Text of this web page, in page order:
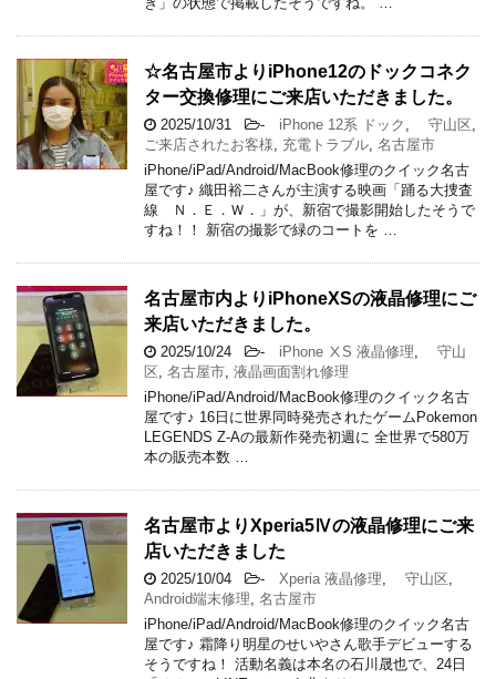
☆名古屋市よりiPhone12のドックコネク
ター交換修理にご来店いただきました。
2025/10/31 - iPhone 12系 ドック 守山区
ご来店されたお客様
充電トラブル 名古屋市
iPhone/iPad/Android/MacBook修理のクイック名古
屋です♪ 織田裕二さんが主演する映画「踊る大捜査
線 Ｎ．Ｅ．Ｗ．」が、新宿で撮影開始したそうで
すね！！ 新宿の撮影で緑のコートを …
名古屋市内よりiPhoneXSの液晶修理にご
来店いただきました。
2025/10/24 - iPhone ⅩS 液晶修理
守山
区 名古屋市 液晶画面割れ修理
iPhone/iPad/Android/MacBook修理のクイック名古
屋です♪ 16日に世界同時発売されたゲームPokemon
LEGENDS Z-Aの最新作発売初週に 全世界で580万
本の販売本数 …
名古屋市よりXperia5Ⅳの液晶修理にご来
店いただきました
2025/10/04 - Xperia 液晶修理 守山区
Android端末修理 名古屋市
iPhone/iPad/Android/MacBook修理のクイック名古
屋です♪ 霜降り明星のせいやさん歌手デビューする
そうですね！ 活動名義は本名の石川晟也で、24日